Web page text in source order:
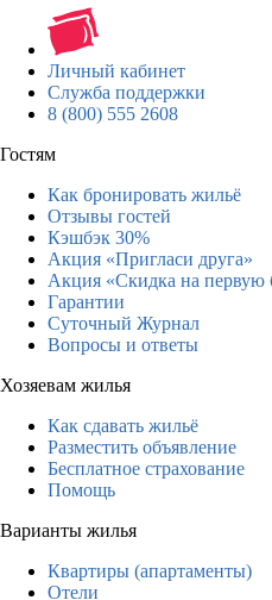
Личный кабинет
Служба поддержки
8 (800) 555 2608
Гостям
Как бронировать жильё
Отзывы гостей
Кэшбэк 30%
Акция «Пригласи друга»
Акция «Скидка на первую
Гарантии
Суточный Журнал
Вопросы и ответы
Хозяевам жилья
Как сдавать жильё
Разместить объявление
Бесплатное страхование
Помощь
Варианты жилья
Квартиры (апартаменты)
Отели